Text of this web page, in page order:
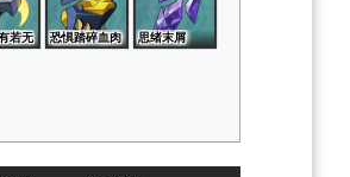
若无 恐惧踏碎血肉 思绪末屑